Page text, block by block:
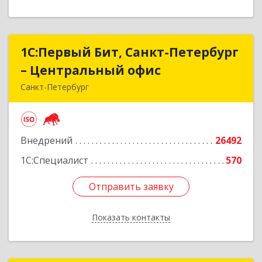
1С:Первый Бит, Санкт-Петербург
– Центральный офис
Санкт-Петербург
Внедрений
26492
1С:Специалист
570
Отправить заявку
Показать контакты
1С:Первый Бит, Санкт-Петербург
– Центральный офис
Отправить заявку
Назад